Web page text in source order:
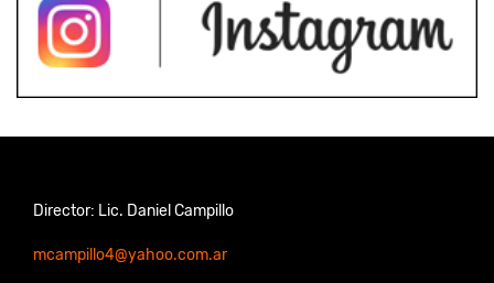
Director: Lic. Daniel Campillo
mcampillo4@yahoo.com.ar